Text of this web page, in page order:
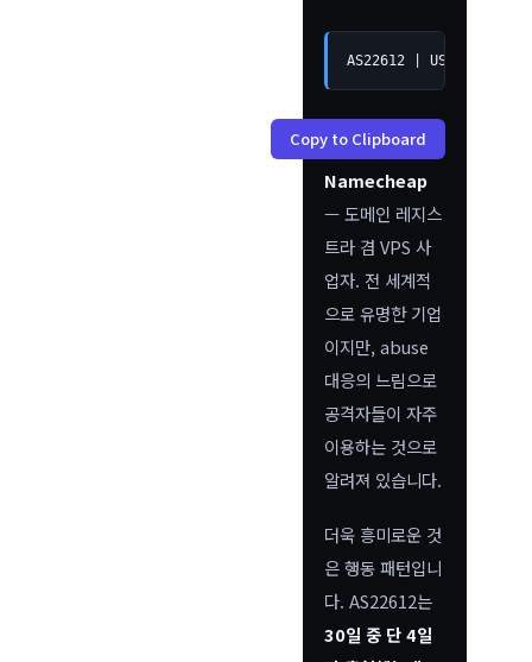
AS22612 | US | arin |
Copy to Clipboard
Namecheap
— 도메인 레지스
트라 겸 VPS 사
업자. 전 세계적
으로 유명한 기업
이지만, abuse
대응의 느림으로
공격자들이 자주
이용하는 것으로
알려져 있습니다.
더욱 흥미로운 것
은 행동 패턴입니
다. AS22612는
30일 중 단 4일